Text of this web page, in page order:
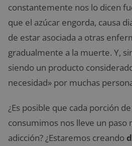
constantemente nos lo dicen
que el azúcar engorda, causa
de estar asociada a otras
gradualmente a la muerte. Y,
siendo un producto
necesidad» por muchas
¿Es posible que cada porción
consumimos nos lleve un paso
adicción? ¿Estaremos creando